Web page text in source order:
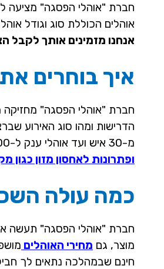
חברת "אוהלי הפסגה" מציעה
אוהלים הכוללת סוג וגודל
אנחנו מזמינים אותך לקבל
איך בוחרים
חברת "אוהלי הפסגה" מחזיקה
הדרישות ומהו סוג האירוע
מ-30 איש ועד אוהלי ענק ל-100 איש. באותה השיחה נציע לך ציוד נלווה קונקרטי כגון כסאות ושולחנות, פתרונות חימום וקירור
ופתרונות לאחסון מזון כגון
כמה עולה
חברת "אוהלי הפסגה" תעשה
מוצר, גם מחירי האוהלים
חינם שבמהלכה נתאים לך